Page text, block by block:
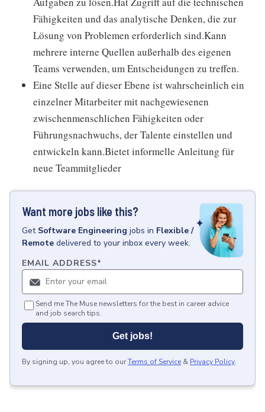
Fähigkeiten und das analytische Denken, die zur
Lösung von Problemen erforderlich sind.Kann
mehrere interne Quellen außerhalb des eigenen
Teams verwenden, um Entscheidungen zu treffen.
Eine Stelle auf dieser Ebene ist wahrscheinlich ein
einzelner Mitarbeiter mit nachgewiesenen
zwischenmenschlichen Fähigkeiten oder
Führungsnachwuchs, der Talente einstellen und
entwickeln kann.Bietet informelle Anleitung für
neue Teammitglieder
Want more jobs like this?
Get Software Engineering jobs in Flexible /
Remote delivered to your inbox every week.
EMAIL ADDRESS*
Send me The Muse newsletters for the best in career advice
and job search tips.
Get jobs!
By signing up, you agree to ourTerms of Service & Privacy Policy.